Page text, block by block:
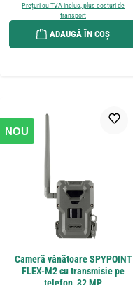
Prețuri cu TVA inclus, plus costuri de
transport
ADAUGĂ ÎN COȘ
NOU
Cameră vânătoare SPYPOINT
FLEX-M2 cu transmisie pe